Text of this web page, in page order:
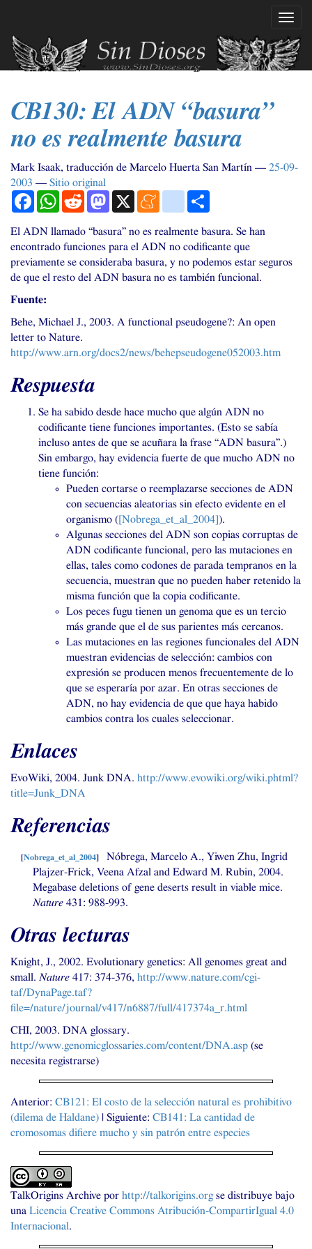
contenido
principal
CB130: El ADN“basura”
no es realmente basura
Mark Isaak, traducción de Marcelo Huerta San Martín
25-09-
2003
Sitio original
FacebookWhatsApp
RedditMastodon
X Meneameblogger_post
El ADN llamado “basura” no es realmente basura. Se han
encontrado funciones para el ADN no codificante que
previamente se consideraba basura, y no podemos estar seguros
de que el resto del ADN basura no es también funcional.
Fuente:
Behe, Michael J., 2003. A functional pseudogene?: An open
letter to Nature.
http://www.arn.org/docs2/news/behepseudogene052003.htm
Respuesta
Se ha sabido desde hace mucho que algún ADN no
codificante tiene funciones importantes. (Esto se sabía
incluso antes de que se acuñara la frase “ADN basura”.)
Sin embargo, hay evidencia fuerte de que mucho ADN no
tiene función:
Pueden cortarse o reemplazarse secciones de ADN
con secuencias aleatorias sin efecto evidente en el
organismo ([Nobrega_et_al_2004]).
Algunas secciones del ADN son copias corruptas de
ADN codificante funcional, pero las mutaciones en
ellas, tales como codones de parada tempranos en la
secuencia, muestran que no pueden haber retenido la
misma función que la copia codificante.
Los peces fugu tienen un genoma que es un tercio
más grande que el de sus parientes más cercanos.
Las mutaciones en las regiones funcionales del ADN
muestran evidencias de selección: cambios con
expresión se producen menos frecuentemente de lo
que se esperaría por azar. En otras secciones de
ADN, no hay evidencia de que que haya habido
cambios contra los cuales seleccionar.
Enlaces
EvoWiki, 2004. Junk DNA. http://www.evowiki.org/wiki.phtml?
title=Junk_DNA
Referencias
[Nobrega_et_al_2004]
Nóbrega, Marcelo A., Yiwen Zhu, Ingrid
Plajzer-Frick, Veena Afzal and Edward M. Rubin, 2004.
Megabase deletions of gene deserts result in viable mice.
Nature 431: 988-993.
Otras lecturas
Knight, J., 2002. Evolutionary genetics: All genomes great and
small. Nature 417: 374-376, http://www.nature.com/cgi-
taf/DynaPage.taf?
file=/nature/journal/v417/n6887/full/417374a_r.html
CHI, 2003. DNA glossary.
http://www.genomicglossaries.com/content/DNA.asp (se
necesita registrarse)
Anterior: CB121 : El costo de la selección natural es prohibitivo
(dilema de Haldane) | Siguiente: CB141 : La cantidad de
cromosomas difiere mucho y sin patrón entre especies
TalkOrigins Archive por http://talkorigins.orgse distribuye bajo
una Licencia Creative Commons Atribución-CompartirIgual 4.0
Internacional.